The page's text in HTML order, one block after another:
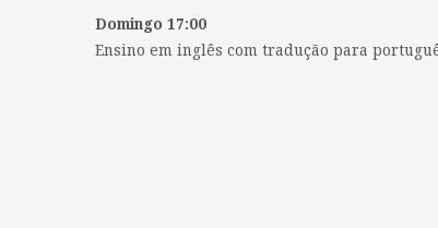
Domingo 17:00
Ensino em inglês com tradução para